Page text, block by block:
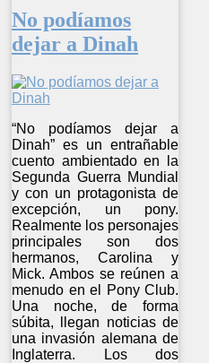
No podíamos
dejar a Dinah
“No podíamos dejar a
Dinah” es un entrañable
cuento ambientado en la
Segunda Guerra Mundial
y con un protagonista de
excepción, un pony.
Realmente los personajes
principales son dos
hermanos, Carolina y
Mick. Ambos se reúnen a
menudo en el Pony Club.
Una noche, de forma
súbita, llegan noticias de
una invasión alemana de
Inglaterra. Los dos